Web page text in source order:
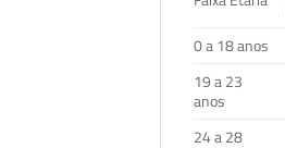
0 a 18 anos
19 a 23
anos
24 a 28